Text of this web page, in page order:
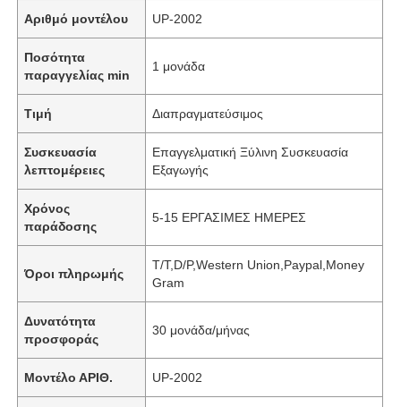
Αριθμό μοντέλου UP-2002
Ποσότητα
παραγγελίας min
1 μονάδα
Τιμή Διαπραγματεύσιμος
Συσκευασία
λεπτομέρειες
Επαγγελματική Ξύλινη Συσκευασία
Εξαγωγής
Χρόνος
παράδοσης
5-15 ΕΡΓΑΣΙΜΕΣ ΗΜΕΡΕΣ
Όροι πληρωμής
T/T,D/P,Western Union,Paypal,Money
Gram
Δυνατότητα
προσφοράς
30 μονάδα/μήνας
Μοντέλο ΑΡΙΘ. UP-2002